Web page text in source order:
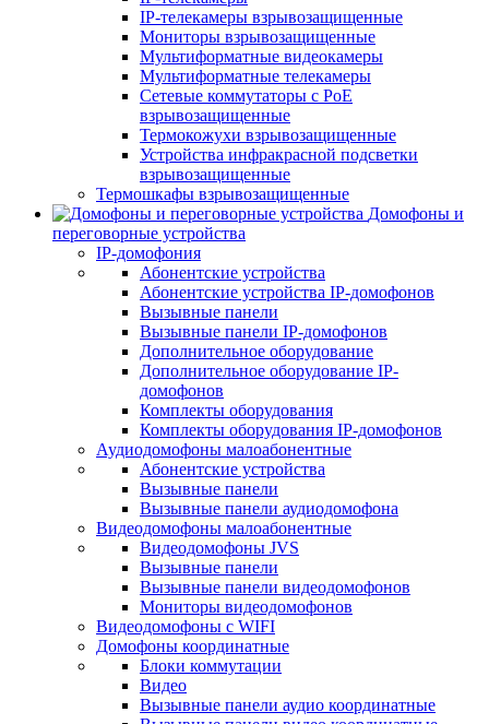
IP-телекамеры взрывозащищенные
Мониторы взрывозащищенные
Мультиформатные видеокамеры
Мультиформатные телекамеры
Сетевые коммутаторы с РоЕ
взрывозащищенные
Термокожухи взрывозащищенные
Устройства инфракрасной подсветки
взрывозащищенные
Термошкафы взрывозащищенные
Домофоны и
переговорные устройства
IP-домофония
Абонентские устройства
Абонентские устройства IP-домофонов
Вызывные панели
Вызывные панели IP-домофонов
Дополнительное оборудование
Дополнительное оборудование IP-
домофонов
Комплекты оборудования
Комплекты оборудования IP-домофонов
Аудиодомофоны малоабонентные
Абонентские устройства
Вызывные панели
Вызывные панели аудиодомофона
Видеодомофоны малоабонентные
Видеодомофоны JVS
Вызывные панели
Вызывные панели видеодомофонов
Мониторы видеодомофонов
Видеодомофоны с WIFI
Домофоны координатные
Блоки коммутации
Видео
Вызывные панели аудио координатные